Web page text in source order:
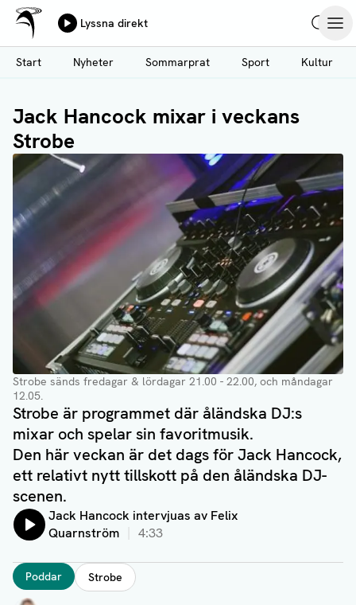
Hoppa
till
huvudinnehåll
Ålands Radio & TV
Lyssna direkt
Start
Nyheter Sommarprat Sport Kultur
Jack Hancock mixar i veckans
Strobe
Strobe sänds fredagar & lördagar 21.00 - 22.00, och måndagar
12.05.
Strobe är programmet där åländska DJ:s
mixar och spelar sin favoritmusik.
Den här veckan är det dags för Jack Hancock,
ett relativt nytt tillskott på den åländska DJ-
scenen.
Lyssna på:
Jack Hancock intervjuas av Felix
Quarnström
4:33
Taggar
Poddar Strobe
Författare